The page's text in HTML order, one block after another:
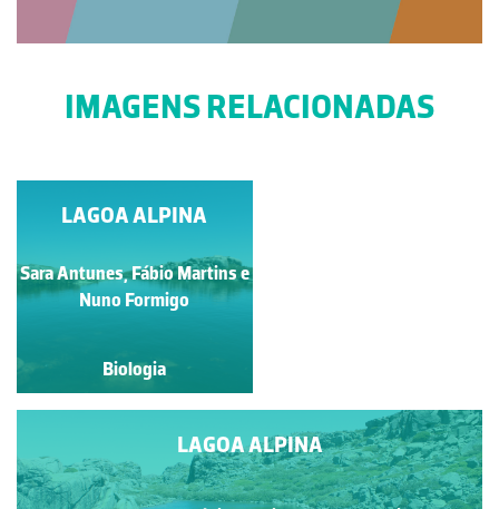
IMAGENS RELACIONADAS
LAGOA ALPINA
Sara Antunes, Fábio
Martins e Nuno Formigo
Biologia
LAGOA ALPINA
Sara Antunes, Fábio Martins e
Nuno Formigo
Biologia
LAGOA ALPINA